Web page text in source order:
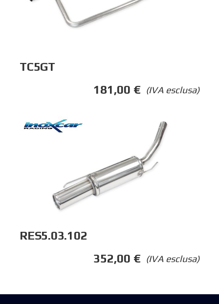
TC5GT
(IVA esclusa)
181,00 €
RES5.03.102
(IVA esclusa)
352,00 €